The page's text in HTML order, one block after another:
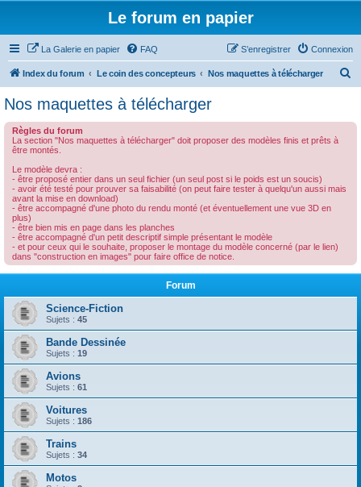
Le forum en papier
La Galerie en papier FAQ Connexion
S’enregistrer
Index du forum Le coin des concepteurs Nos maquettes à télécharger
Nos maquettes à télécharger
Règles du forum
La section "Nos maquettes à télécharger" doit proposer des modèles finis et prêts à
être montés.
Le modèle devra :
- être proposé entier dans un seul fichier (un seul post si le poids est un soucis)
- avoir été testé pour prouver sa faisabilité (on peut faire tester à quelqu'un aussi mais
avant la mise en download)
- être accompagné d'une photo du rendu monté (et éventuellement une vue 3D en
plus)
- être bien mis en page dans les planches
- être accompagné d'un petit descriptif simple présentant le modèle
- et pour ceux qui le souhaite, proposer le montage du modèle concerné (par le lien)
dans "construction en images" pour faire office de notice.
Forum
Science-Fiction
Sujets : 45
Bande Dessinée
Sujets : 19
Avions
Sujets : 61
Voitures
Sujets : 186
Trains
Sujets : 34
Motos